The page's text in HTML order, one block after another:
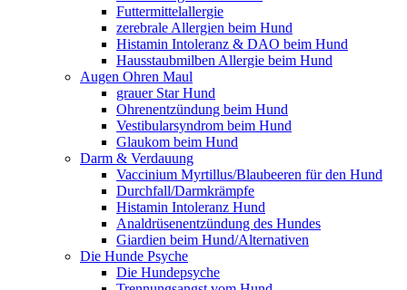
Futtermittelallergie
zerebrale Allergien beim Hund
Histamin Intoleranz & DAO beim Hund
Hausstaubmilben Allergie beim Hund
Augen Ohren Maul
grauer Star Hund
Ohrenentzündung beim Hund
Vestibularsyndrom beim Hund
Glaukom beim Hund
Darm & Verdauung
Vaccinium Myrtillus/Blaubeeren für den Hund
Durchfall/Darmkrämpfe
Histamin Intoleranz Hund
Analdrüsenentzündung des Hundes
Giardien beim Hund/Alternativen
Die Hunde Psyche
Die Hundepsyche